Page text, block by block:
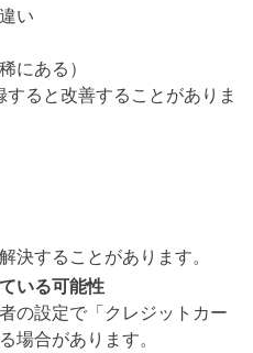
い
にある）
ると改善することがありま
決することがあります。
いる可能性
の設定で「クレジットカー
場合があります。